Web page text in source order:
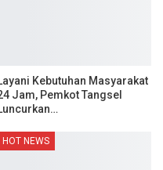
Kebutuhan Masyarakat
Jam, Pemkot Tangsel
HOT NEWS